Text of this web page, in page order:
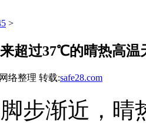
>
超过37℃的晴热高温
络整理 转载:safe28.com
步渐近，